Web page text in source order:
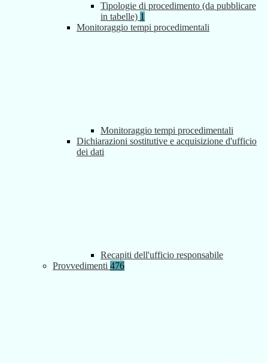
Tipologie di procedimento (da pubblicare
in tabelle) 1
Monitoraggio tempi procedimentali
Monitoraggio tempi procedimentali
Dichiarazioni sostitutive e acquisizione d'ufficio
dei dati
Recapiti dell'ufficio responsabile
Provvedimenti 476